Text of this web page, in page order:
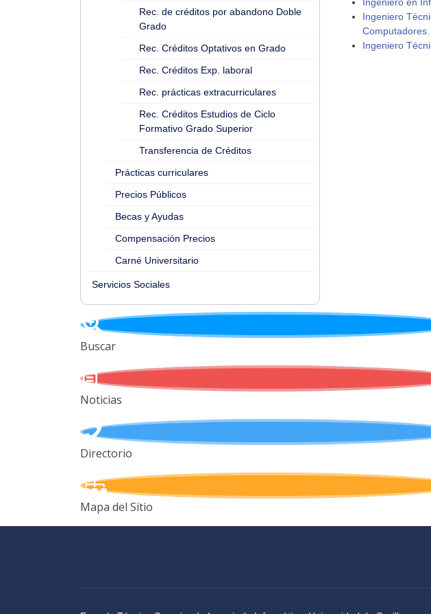
Rec. de créditos por abandono Doble
Grado
Rec. Créditos Optativos en Grado
Rec. Créditos Exp. laboral
Rec. prácticas extracurriculares
Rec. Créditos Estudios de Ciclo
Formativo Grado Superior
Transferencia de Créditos
Prácticas curriculares
Precios Públicos
Becas y Ayudas
Compensación Precios
Carné Universitario
Servicios Sociales
Ingeniero
Computadores.
Ingeniero
Buscar
Noticias
Directorio
Mapa del Sitio